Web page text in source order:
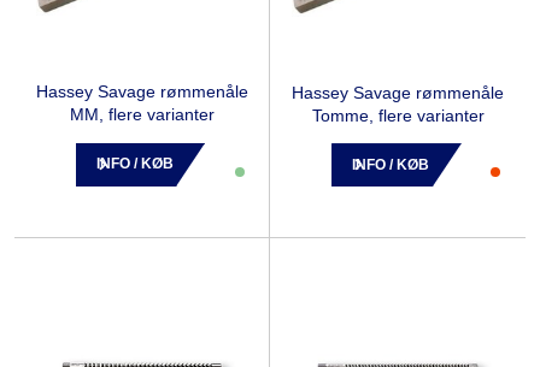
Hassey Savage rømmenåle
MM, flere varianter
INFO / KØB
Hassey Savage rømmenåle
Tomme, flere varianter
INFO / KØB